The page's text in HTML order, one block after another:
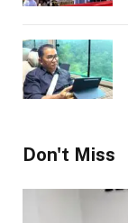
Don't Miss